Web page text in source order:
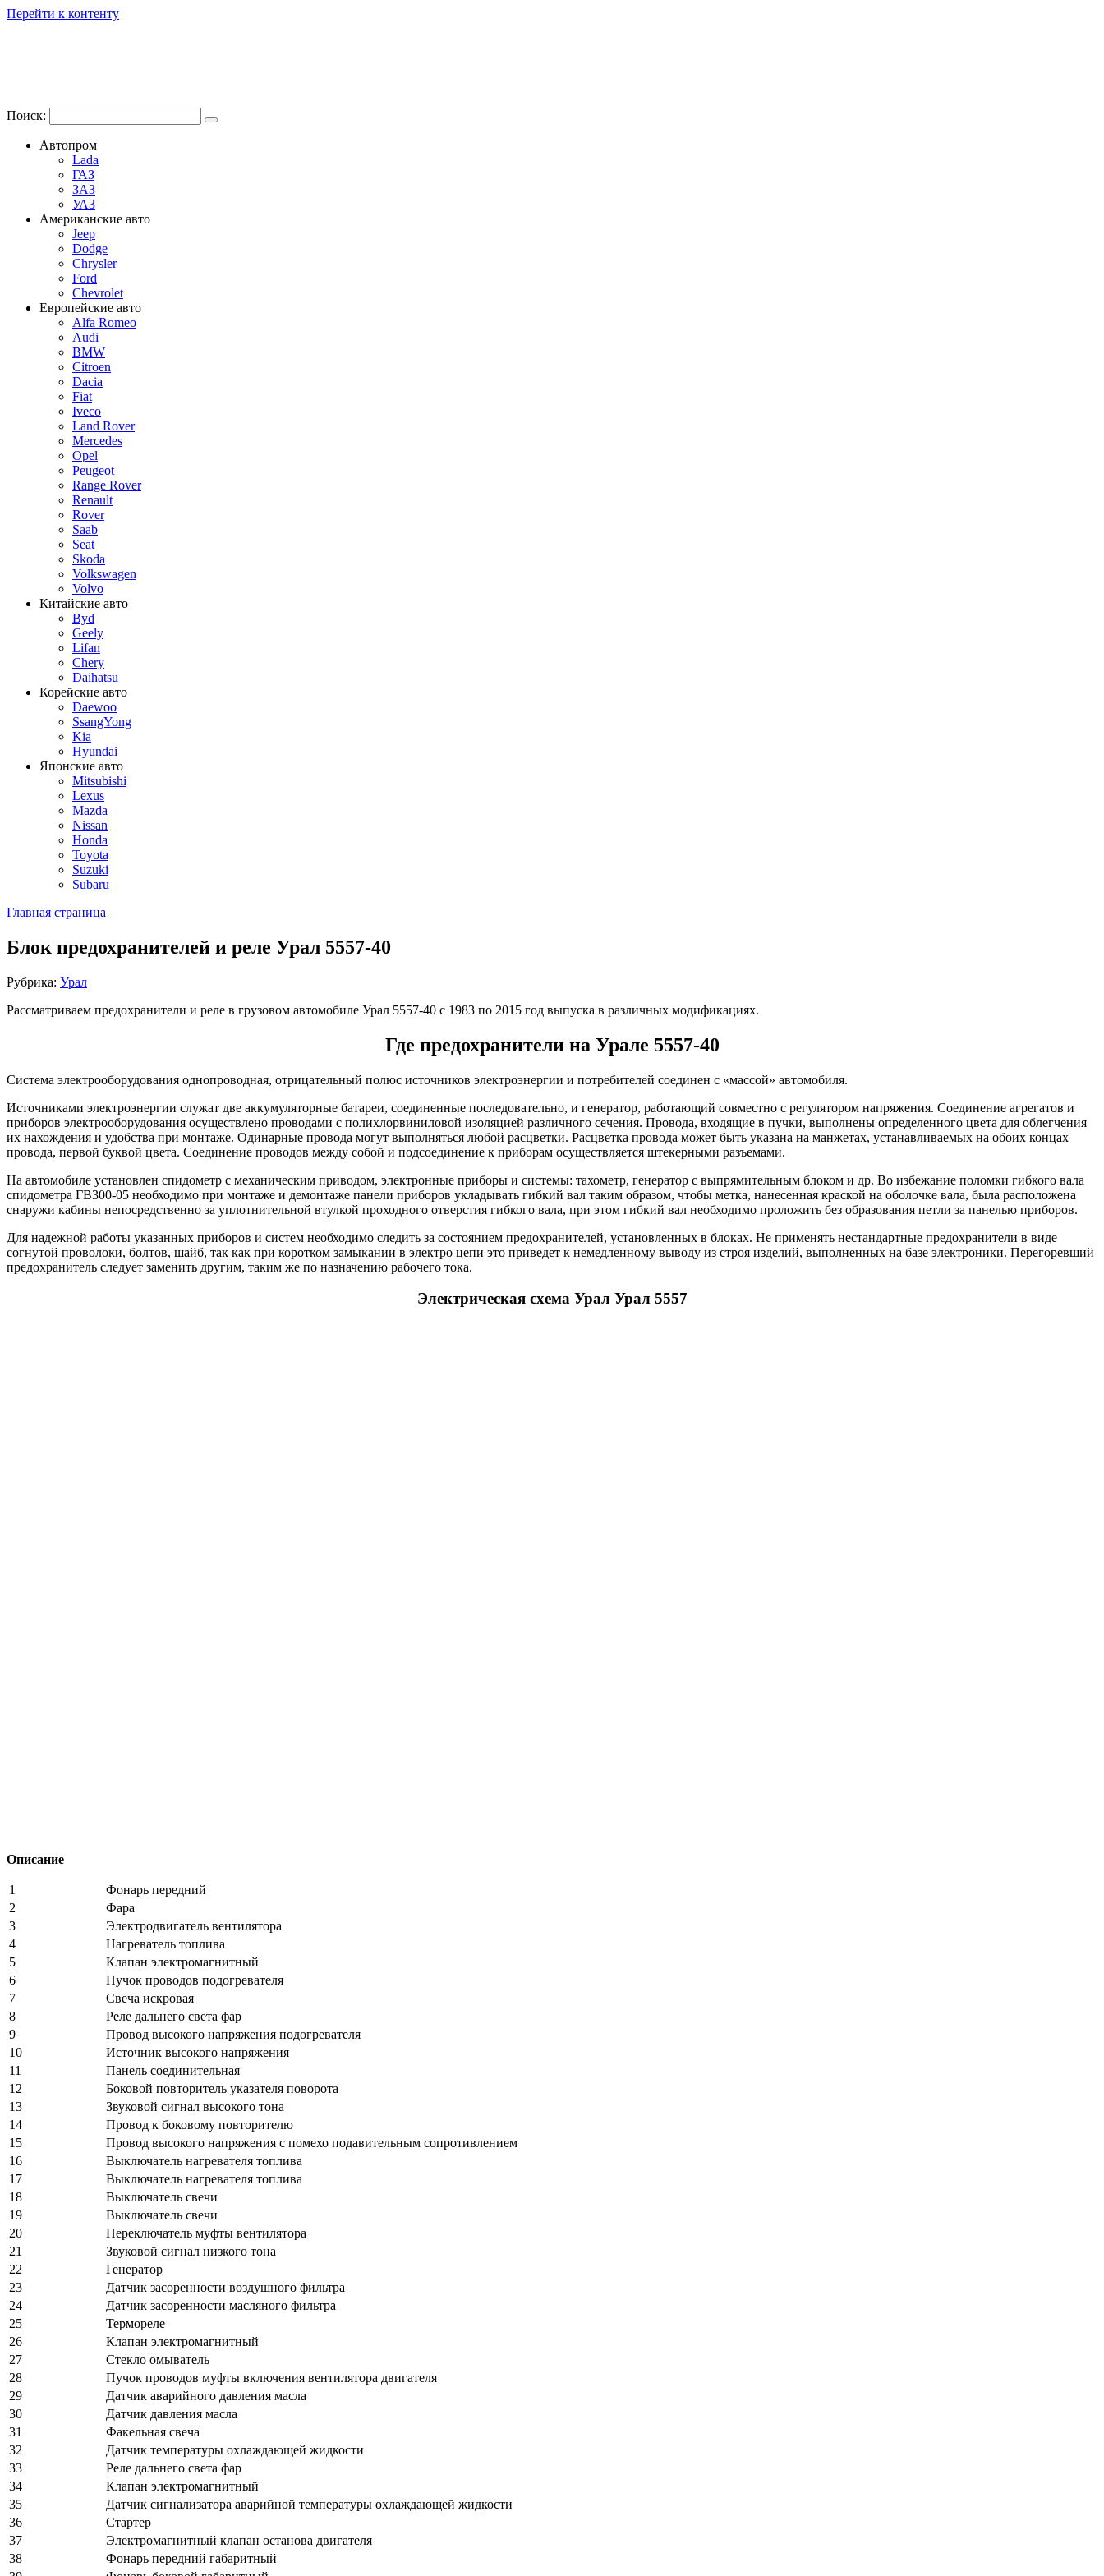
Перейти к контенту
Поиск:
Автопром
Lada
ГАЗ
ЗАЗ
УАЗ
Американские авто
Jeep
Dodge
Chrysler
Ford
Chevrolet
Европейские авто
Alfa Romeo
Audi
BMW
Citroen
Dacia
Fiat
Iveco
Land Rover
Mercedes
Opel
Peugeot
Range Rover
Renault
Rover
Saab
Seat
Skoda
Volkswagen
Volvo
Китайские авто
Byd
Geely
Lifan
Chery
Daihatsu
Корейские авто
Daewoo
SsangYong
Kia
Hyundai
Японские авто
Mitsubishi
Lexus
Mazda
Nissan
Honda
Toyota
Suzuki
Subaru
Главная страница
Блок предохранителей и реле Урал 5557-40
Рубрика: Урал
Рассматриваем предохранители и реле в грузовом автомобиле Урал 5557-40 с 1983 по 2015 год выпуска в различных модификациях.
Где предохранители на Урале 5557-40
Система электрооборудования однопроводная, отрицательный полюс источников электроэнергии и потребителей соединен с «массой» автомобиля.
Источниками электроэнергии служат две аккумуляторные батареи, соединенные последовательно, и генератор, работающий совместно с регулятором напряжения. Соединение агрегатов и
приборов электрооборудования осуществлено проводами с полихлорвиниловой изоляцией различного сечения. Провода, входящие в пучки, выполнены определенного цвета для облегчения
их нахождения и удобства при монтаже. Одинарные провода могут выполняться любой расцветки. Расцветка провода может быть указана на манжетах, устанавливаемых на обоих концах
провода, первой буквой цвета. Соединение проводов между собой и подсоединение к приборам осуществляется штекерными разъемами.
На автомобиле установлен спидометр с механическим приводом, электронные приборы и системы: тахометр, генератор с выпрямительным блоком и др. Во избежание поломки гибкого вала
спидометра ГВ300-05 необходимо при монтаже и демонтаже панели приборов укладывать гибкий вал таким образом, чтобы метка, нанесенная краской на оболочке вала, была расположена
снаружи кабины непосредственно за уплотнительной втулкой проходного отверстия гибкого вала, при этом гибкий вал необходимо проложить без образования петли за панелью приборов.
Для надежной работы указанных приборов и систем необходимо следить за состоянием предохранителей, установленных в блоках. Не применять нестандартные предохранители в виде
согнутой проволоки, болтов, шайб, так как при коротком замыкании в электро цепи это приведет к немедленному выводу из строя изделий, выполненных на базе электроники. Перегоревший
предохранитель следует заменить другим, таким же по назначению рабочего тока.
Электрическая схема Урал Урал 5557
Описание
1
Фонарь передний
2
Фара
3
Электродвигатель вентилятора
4
Нагреватель топлива
5
Клапан электромагнитный
6
Пучок проводов подогревателя
7
Свеча искровая
8
Реле дальнего света фар
9
Провод высокого напряжения подогревателя
10
Источник высокого напряжения
11
Панель соединительная
12
Боковой повторитель указателя поворота
13
Звуковой сигнал высокого тона
14
Провод к боковому повторителю
15
Провод высокого напряжения с помехо подавительным сопротивлением
16
Выключатель нагревателя топлива
17
Выключатель нагревателя топлива
18
Выключатель свечи
19
Выключатель свечи
20
Переключатель муфты вентилятора
21
Звуковой сигнал низкого тона
22
Генератор
23
Датчик засоренности воздушного фильтра
24
Датчик засоренности масляного фильтра
25
Термореле
26
Клапан электромагнитный
27
Стекло омыватель
28
Пучок проводов муфты включения вентилятора двигателя
29
Датчик аварийного давления масла
30
Датчик давления масла
31
Факельная свеча
32
Датчик температуры охлаждающей жидкости
33
Реле дальнего света фар
34
Клапан электромагнитный
35
Датчик сигнализатора аварийной температуры охлаждающей жидкости
36
Стартер
37
Электромагнитный клапан останова двигателя
38
Фонарь передний габаритный